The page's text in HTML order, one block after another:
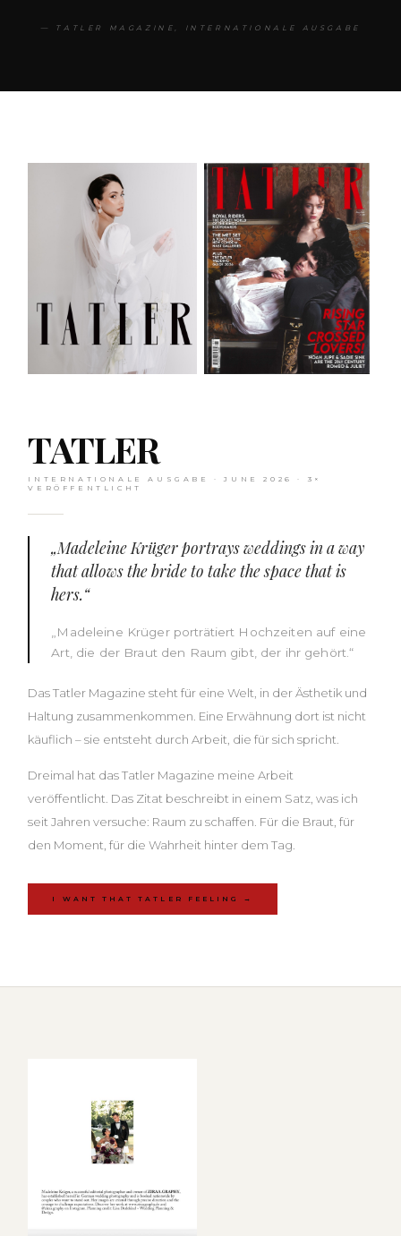
— TATLER MAGAZINE, INTERNATIONALE AUSGABE
TATLER
INTERNATIONALE AUSGABE · JUNE 2026 · 3×
VERÖFFENTLICHT
„Madeleine Krüger portrays weddings in a way
that allows the bride to take the space that is
hers.“
„Madeleine Krüger porträtiert Hochzeiten auf eine
Art, die der Braut den Raum gibt, der ihr gehört.“
Das Tatler Magazine steht für eine Welt, in der Ästhetik und
Haltung zusammenkommen. Eine Erwähnung dort ist nicht
käuflich – sie entsteht durch Arbeit, die für sich spricht.
Dreimal hat das Tatler Magazine meine Arbeit
veröffentlicht. Das Zitat beschreibt in einem Satz, was ich
seit Jahren versuche: Raum zu schaffen. Für die Braut, für
den Moment, für die Wahrheit hinter dem Tag.
I WANT THAT TATLER FEELING →